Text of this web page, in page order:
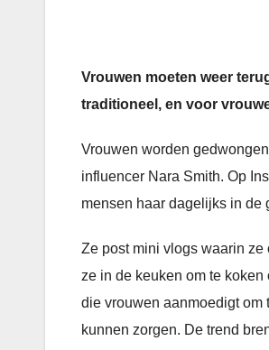
Vrouwen moeten weer
traditioneel, en voor
Vrouwen worden
influencer Nara Smith. Op
mensen haar dagelijks in de
Ze post mini vlogs waarin ze
ze in de keuken om te
die vrouwen aanmoedigt om
kunnen zorgen. De trend